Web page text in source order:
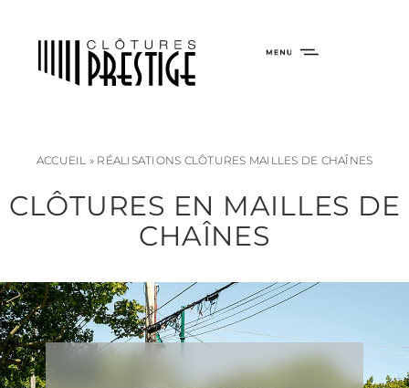
ACCUEIL » RÉALISATIONS CLÔTURES MAILLES DE CHAÎNES
CLÔTURES EN MAILLES DE
CHAÎNES